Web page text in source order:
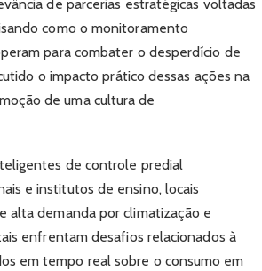
de parcerias estratégicas voltadas
como o monitoramento
para combater o desperdício de
o impacto prático dessas ações na
de uma cultura de
de controle predial
e institutos de ensino, locais
alta demanda por climatização e
enfrentam desafios relacionados à
em tempo real sobre o consumo em